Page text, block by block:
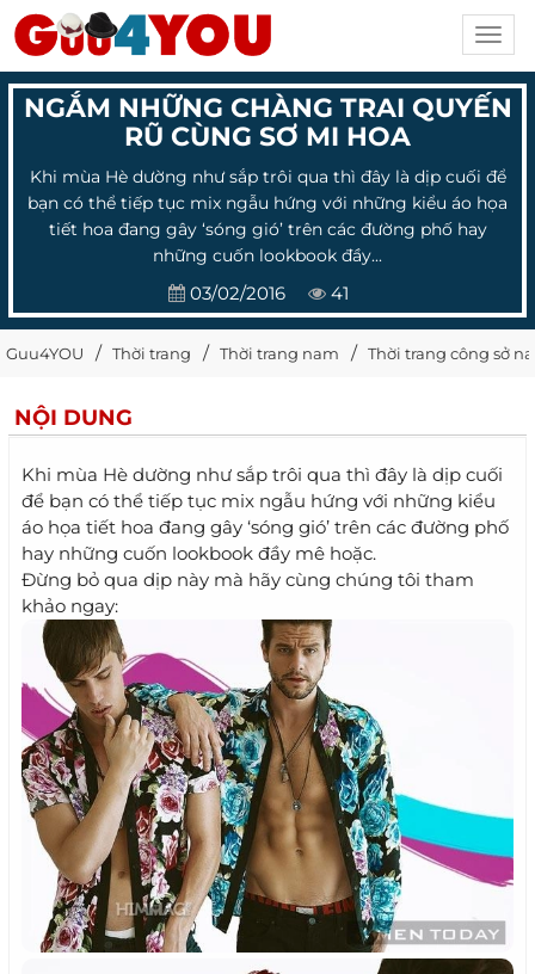
NGẮM NHỮNG CHÀNG TRAI QUYẾN
RŨ CÙNG SƠ MI HOA
Khi mùa Hè dường như sắp trôi qua thì đây là dịp cuối để
bạn có thể tiếp tục mix ngẫu hứng với những kiểu áo họa
tiết hoa đang gây ‘sóng gió’ trên các đường phố hay
những cuốn lookbook đầy...
03/02/2016 41
Guu4YOU Thời trang Thời trang nam Thời trang công sở
NỘI DUNG
Khi mùa Hè dường như sắp trôi qua thì đây là dịp cuối
để bạn có thể tiếp tục mix ngẫu hứng với những kiểu
áo họa tiết hoa đang gây ‘sóng gió’ trên các đường phố
hay những cuốn lookbook đầy mê hoặc.
Đừng bỏ qua dịp này mà hãy cùng chúng tôi tham
khảo ngay: